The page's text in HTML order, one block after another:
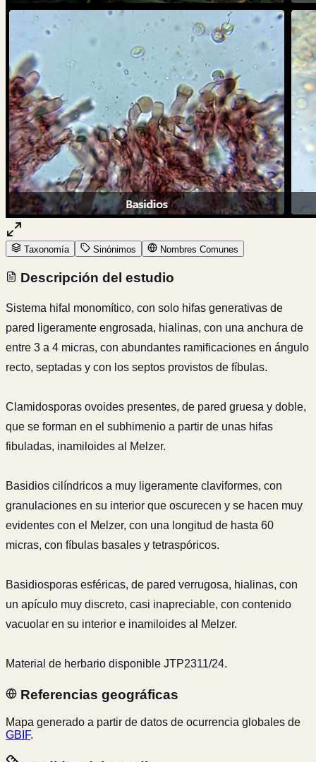
Taxonomía Sinónimos Nombres Comunes
Descripción del estudio
Sistema hifal monomítico, con solo hifas generativas de
pared ligeramente engrosada, hialinas, con una anchura de
entre 3 a 4 micras, con abundantes ramificaciones en ángulo
recto, septadas y con los septos provistos de fíbulas.
Clamidosporas ovoides presentes, de pared gruesa y doble,
que se forman en el subhimenio a partir de unas hifas
fibuladas, inamiloides al Melzer.
Basidios cilíndricos a muy ligeramente claviformes, con
granulaciones en su interior que oscurecen y se hacen muy
evidentes con el Melzer, con una longitud de hasta 60
micras, con fíbulas basales y tetraspóricos.
Basidiosporas esféricas, de pared verrugosa, hialinas, con
un apículo muy discreto, casi inapreciable, con contenido
vacuolar en su interior e inamiloides al Melzer.
Material de herbario disponible JTP2311/24.
Referencias geográficas
Mapa generado a partir de datos de ocurrencia globales de
GBIF.